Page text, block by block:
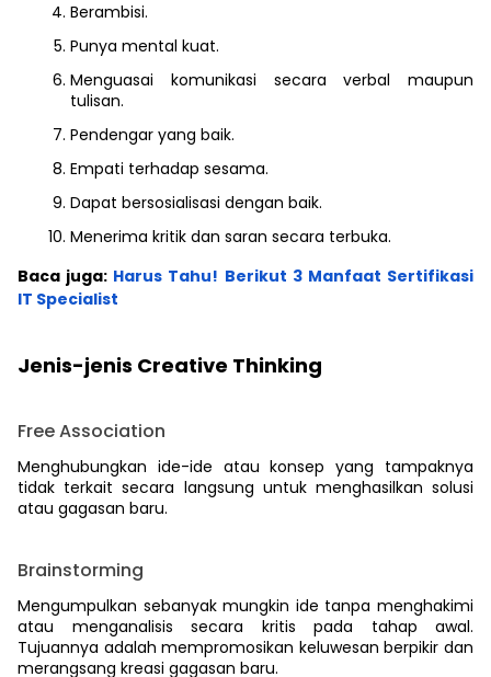
Berambisi.
Punya mental kuat.
Menguasai komunikasi secara verbal maupun
tulisan.
Pendengar yang baik.
Empati terhadap sesama.
Dapat bersosialisasi dengan baik.
Menerima kritik dan saran secara terbuka.
Baca juga: Harus Tahu! Berikut 3 Manfaat Sertifikasi
IT Specialist
Jenis-jenis Creative Thinking
Free Association
Menghubungkan ide-ide atau konsep yang tampaknya
tidak terkait secara langsung untuk menghasilkan solusi
atau gagasan baru.
Brainstorming
Mengumpulkan sebanyak mungkin ide tanpa menghakimi
atau menganalisis secara kritis pada tahap awal.
Tujuannya adalah mempromosikan keluwesan berpikir dan
merangsang kreasi gagasan baru.